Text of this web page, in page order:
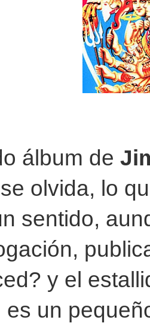
álbum de
olvida, lo
sentido,
y el
es un